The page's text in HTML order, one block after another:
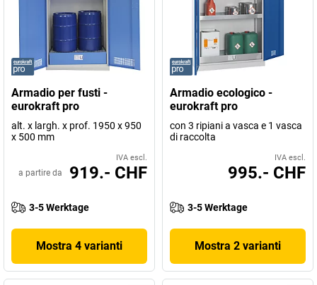
Armadio per fusti -
eurokraft pro
alt. x largh. x prof. 1950 x 950
x 500 mm
IVA escl.
a partire da 919.- CHF
3-5 Werktage
Mostra 4 varianti
Armadio ecologico -
eurokraft pro
con 3 ripiani a vasca e 1 vasca
di raccolta
IVA escl.
995.- CHF
3-5 Werktage
Mostra 2 varianti